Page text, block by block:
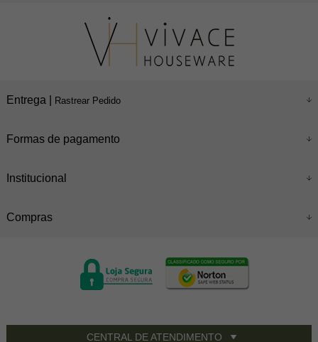
Entrega | Rastrear Pedido
Formas de pagamento
Institucional
Compras
CENTRAL DE ATENDIMENTO